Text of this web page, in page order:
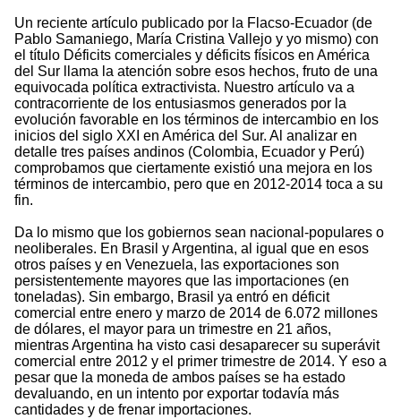
Un reciente artículo publicado por la Flacso-Ecuador (de
Pablo Samaniego, María Cristina Vallejo y yo mismo) con
el título Déficits comerciales y déficits físicos en América
del Sur llama la atención sobre esos hechos, fruto de una
equivocada política extractivista. Nuestro artículo va a
contracorriente de los entusiasmos generados por la
evolución favorable en los términos de intercambio en los
inicios del siglo XXI en América del Sur. Al analizar en
detalle tres países andinos (Colombia, Ecuador y Perú)
comprobamos que ciertamente existió una mejora en los
términos de intercambio, pero que en 2012-2014 toca a su
fin.
Da lo mismo que los gobiernos sean nacional-populares o
neoliberales. En Brasil y Argentina, al igual que en esos
otros países y en Venezuela, las exportaciones son
persistentemente mayores que las importaciones (en
toneladas). Sin embargo, Brasil ya entró en déficit
comercial entre enero y marzo de 2014 de 6.072 millones
de dólares, el mayor para un trimestre en 21 años,
mientras Argentina ha visto casi desaparecer su superávit
comercial entre 2012 y el primer trimestre de 2014. Y eso a
pesar que la moneda de ambos países se ha estado
devaluando, en un intento por exportar todavía más
cantidades y de frenar importaciones.